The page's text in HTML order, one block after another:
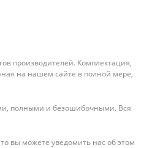
производителей. Комплектация,
на нашем сайте в полной мере,
полными и безошибочными. Вся
вы можете уведомить нас об этом